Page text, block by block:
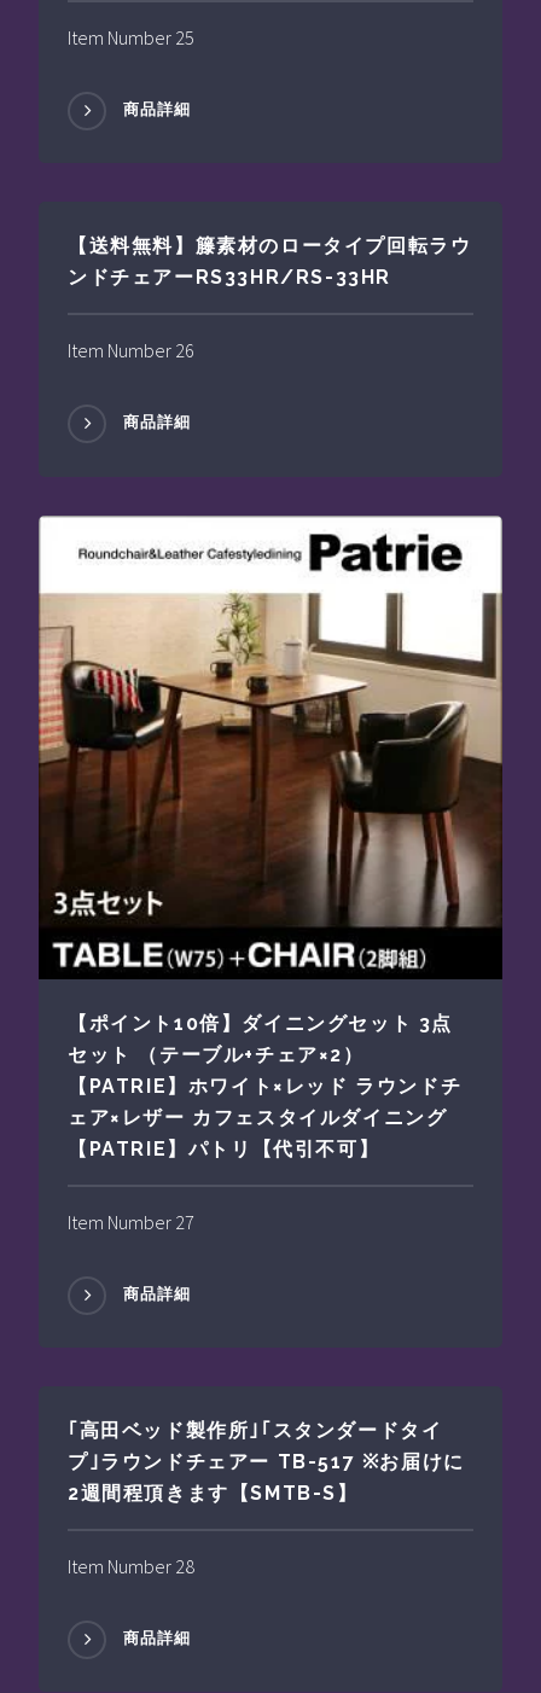
Item Number 25
商品詳細
【送料無料】籐素材のロータイプ回転ラウ
ンドチェアーRS33HR/RS-33HR
Item Number 26
商品詳細
【ポイント10倍】ダイニングセット 3点
セット （テーブル+チェア×2）
【PATRIE】ホワイト×レッド ラウンドチ
ェア×レザー カフェスタイルダイニング
【PATRIE】パトリ【代引不可】
Item Number 27
商品詳細
｢高田ベッド製作所｣｢スタンダードタイ
プ｣ラウンドチェアー TB-517 ※お届けに
2週間程頂きます【SMTB-S】
Item Number 28
商品詳細